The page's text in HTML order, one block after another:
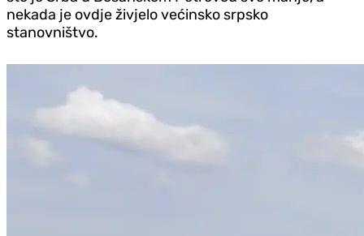
nekada je ovdje živjelo većinsko srpsko
stanovništvo.